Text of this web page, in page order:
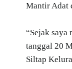
Mantir Adat
“Sejak saya
tanggal 20
Siltap